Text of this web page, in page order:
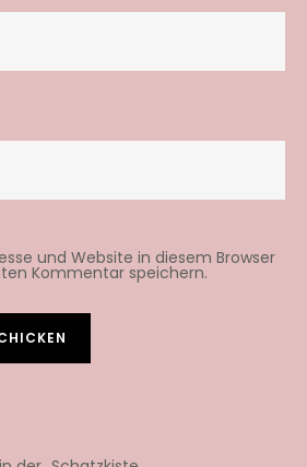
und Website in diesem Browser
Kommentar speichern.